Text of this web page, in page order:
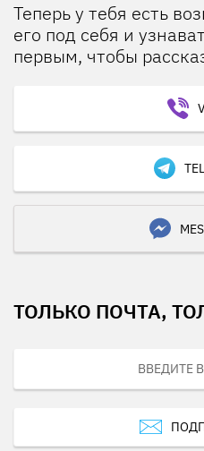
Теперь у тебя есть
его под себя и
первым, чтобы
ТОЛЬКО ПОЧТА,